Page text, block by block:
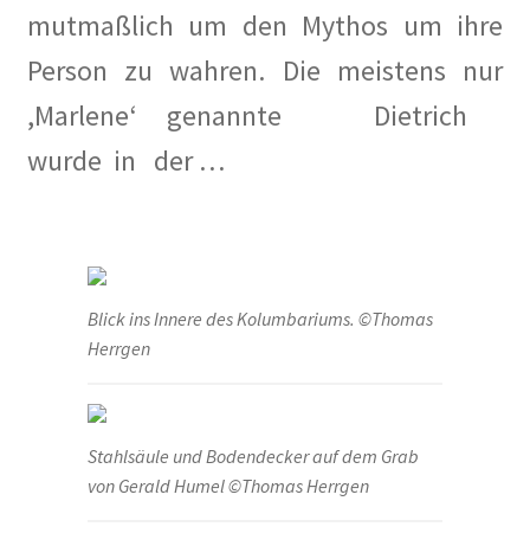
mutmaßlich um den Mythos um ihre
Person zu wahren. Die meistens nur
,Marlene‘ genannte Dietrich
wurde in der …
Blick ins Innere des Kolumbariums. ©Thomas
Herrgen
Stahlsäule und Bodendecker auf dem Grab
von Gerald Humel ©Thomas Herrgen